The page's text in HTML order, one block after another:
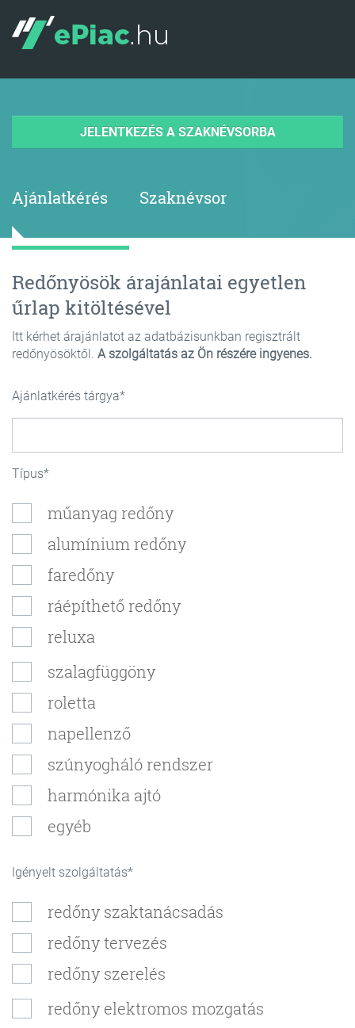
Ajánlatkérés Szaknévsor
JELENTKEZÉS A SZAKNÉVSORBA
Redőnyösök árajánlatai egyetlen
űrlap kitöltésével
Itt kérhet árajánlatot az adatbázisunkban regisztrált
redőnyösöktől. A szolgáltatás az Ön részére ingyenes.
Ajánlatkérés tárgya
Típus
műanyag redőny
alumínium redőny
faredőny
ráépíthető redőny
reluxa
szalagfüggöny
roletta
napellenző
szúnyogháló rendszer
harmónika ajtó
egyéb
Igényelt szolgáltatás
redőny szaktanácsadás
redőny tervezés
redőny szerelés
redőny elektromos mozgatás